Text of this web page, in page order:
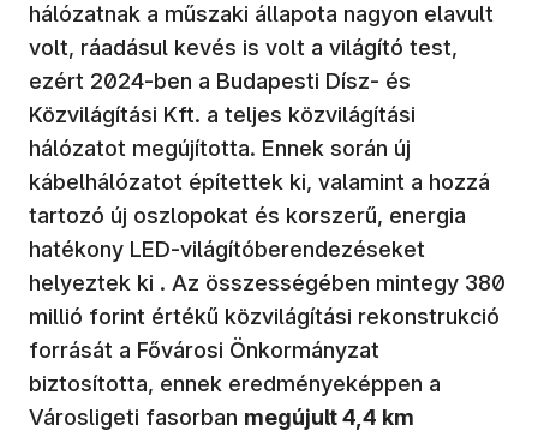
hálózatnak a műszaki állapota nagyon elavult
volt, ráadásul kevés is volt a világító test,
ezért 2024-ben a Budapesti Dísz- és
Közvilágítási Kft. a teljes közvilágítási
hálózatot megújította. Ennek során új
kábelhálózatot építettek ki, valamint a hozzá
tartozó új oszlopokat és korszerű, energia
hatékony LED-világítóberendezéseket
helyeztek ki . Az összességében mintegy 380
millió forint értékű közvilágítási rekonstrukció
forrását a Fővárosi Önkormányzat
biztosította, ennek eredményeképpen a
Városligeti fasorban megújult 4,4 km